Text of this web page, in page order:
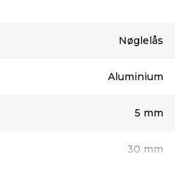
Nøglelås
Aluminium
5 mm
30 mm